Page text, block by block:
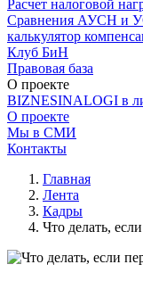
Расчет налоговой
Сравнения АУСН и
калькулятор
Клуб БиН
Правовая база
О проекте
BIZNESINALOGI в
О проекте
Мы в СМИ
Контакты
Главная
Лента
Кадры
Что делать,